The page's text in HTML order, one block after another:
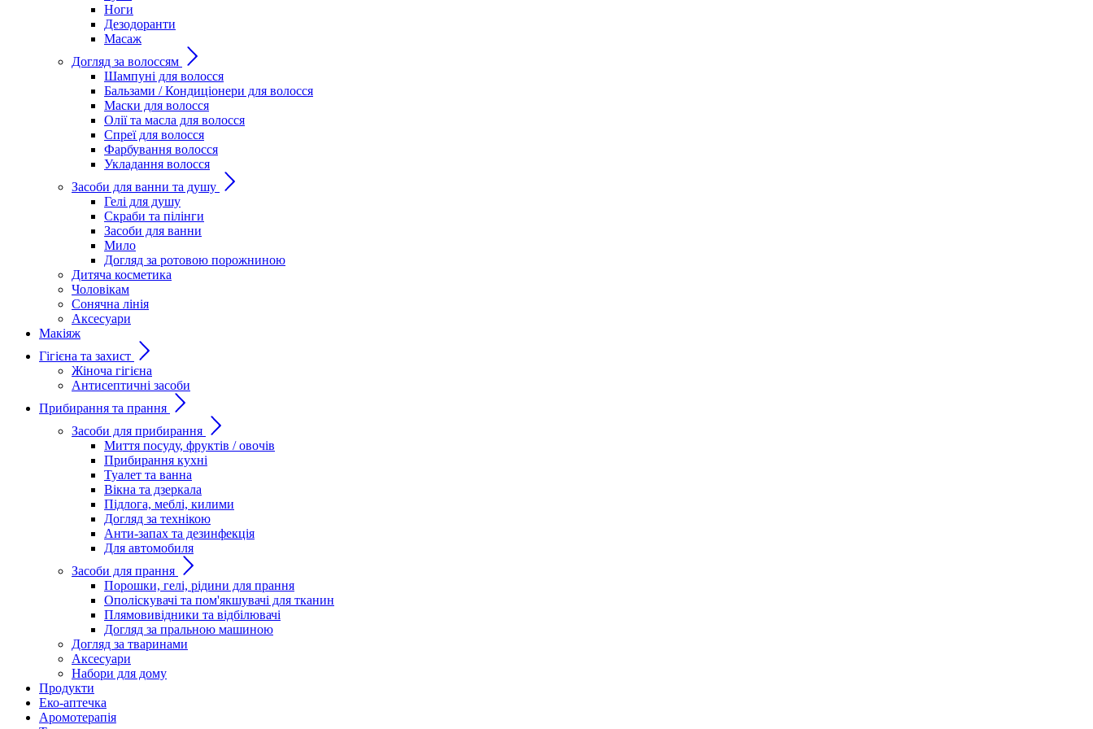
Ноги
Дезодоранти
Масаж
Догляд за волоссям
Шампуні для волосся
Бальзами / Кондиціонери для волосся
Маски для волосся
Олії та масла для волосся
Спреї для волосся
Фарбування волосся
Укладання волосся
Засоби для ванни та душу
Гелі для душу
Скраби та пілінги
Засоби для ванни
Мило
Догляд за ротовою порожниною
Дитяча косметика
Чоловікам
Сонячна лінія
Аксесуари
Макіяж
Гігієна та захист
Жіноча гігієна
Антисептичні засоби
Прибирання та прання
Засоби для прибирання
Миття посуду, фруктів / овочів
Прибирання кухні
Туалет та ванна
Вікна та дзеркала
Підлога, меблі, килими
Догляд за технікою
Анти-запах та дезинфекція
Для автомобиля
Засоби для прання
Порошки, гелі, рідини для прання
Ополіскувачі та пом'якшувачі для тканин
Плямовивідники та відбілювачі
Догляд за пральною машиною
Догляд за тваринами
Аксесуари
Набори для дому
Продукти
Еко-аптечка
Аромотерапія